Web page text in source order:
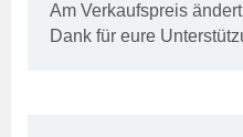
Am Verkaufspreis
Dank für eure